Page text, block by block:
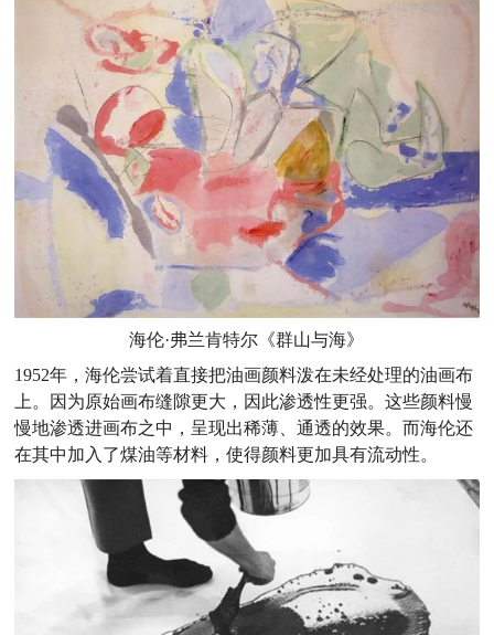
海伦·弗兰肯特尔《群山与海》
1952年，海伦尝试着直接把油画颜料泼在未经处理的油画布
上。因为原始画布缝隙更大，因此渗透性更强。这些颜料慢
慢地渗透进画布之中，呈现出稀薄、通透的效果。而海伦还
在其中加入了煤油等材料，使得颜料更加具有流动性。